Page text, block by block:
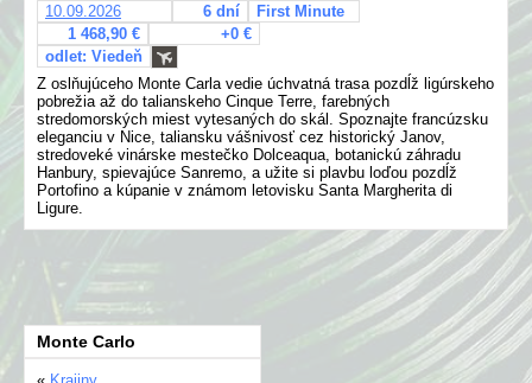
10.09.2026
6 dní
First Minute
1 468,90 €
+0 €
odlet: Viedeň
Z oslňujúceho Monte Carla vedie úchvatná trasa pozdĺž ligúrskeho
pobrežia až do talianskeho Cinque Terre, farebných
stredomorských miest vytesaných do skál. Spoznajte francúzsku
eleganciu v Nice, taliansku vášnivosť cez historický Janov,
stredoveké vinárske mestečko Dolceaqua, botanickú záhradu
Hanbury, spievajúce Sanremo, a užite si plavbu loďou pozdĺž
Portofino a kúpanie v známom letovisku Santa Margherita di
Ligure.
Monte Carlo